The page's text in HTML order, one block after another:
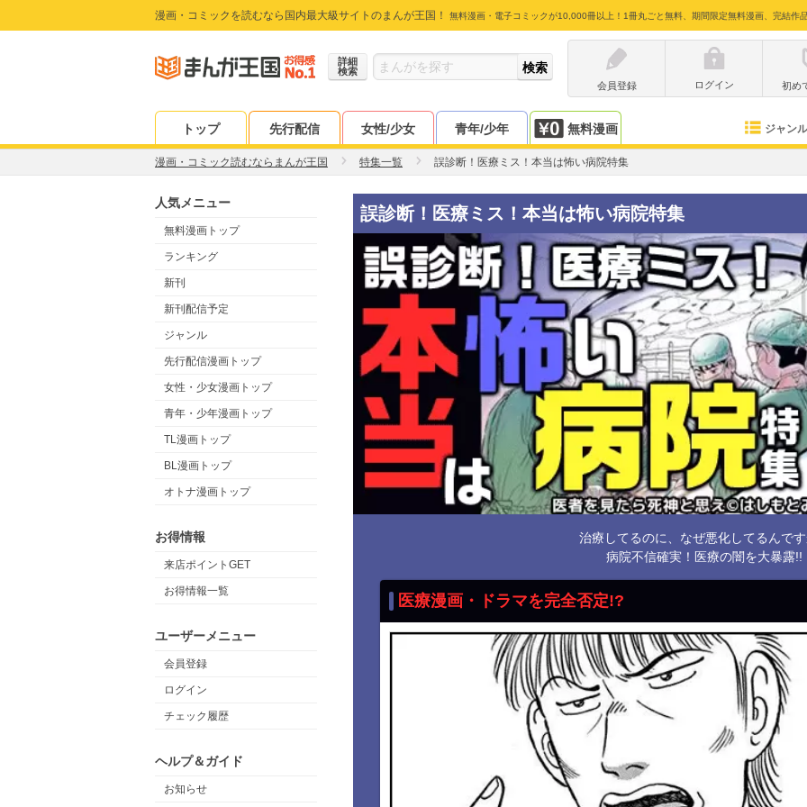
漫画・コミックを読むなら国内最大級サイトのまんが王国！ 無料漫画・電子コミックが10,000冊以上！1冊丸ごと無料、期間限定無料漫画、完結作
詳細
検索
会員登録
ログイン 初め
トップ 先行配信 女性/少女 青年/少年 無料漫画 ジャンル
漫画・コミック読むならまんが王国 特集一覧 誤診断！医療ミス！本当は怖い病院特集
人気メニュー
無料漫画トップ
ランキング
新刊
新刊配信予定
ジャンル
先行配信漫画トップ
女性・少女漫画トップ
青年・少年漫画トップ
TL漫画トップ
BL漫画トップ
オトナ漫画トップ
お得情報
来店ポイントGET
お得情報一覧
ユーザーメニュー
会員登録
ログイン
チェック履歴
ヘルプ＆ガイド
お知らせ
誤診断！医療ミス！本当は怖い病院特集
治療してるのに、なぜ悪化してるんで
病院不信確実！医療の闇を大暴露!!
医療漫画・ドラマを完全否定!?